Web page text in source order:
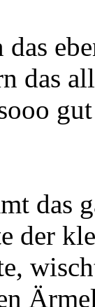
das
das
das
der